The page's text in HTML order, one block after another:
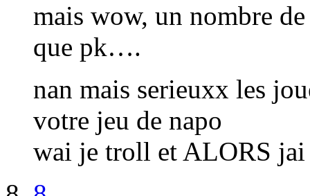
mais wow, un nombre
que pk….
nan mais serieuxx les
votre jeu de napo
wai je troll et ALORS jai